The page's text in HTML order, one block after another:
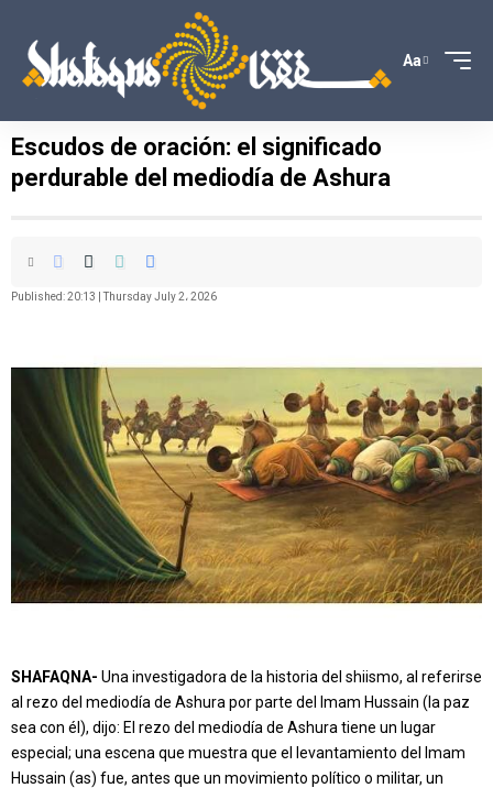
Aa
Escudos de oración: el significado
perdurable del mediodía de Ashura
Published: 20:13 | Thursday July 2، 2026
SHAFAQNA- Una investigadora de la historia del shiismo, al referirse
al rezo del mediodía de Ashura por parte del Imam Hussain (la paz
sea con él), dijo: El rezo del mediodía de Ashura tiene un lugar
especial; una escena que muestra que el levantamiento del Imam
Hussain (as) fue, antes que un movimiento político o militar, un